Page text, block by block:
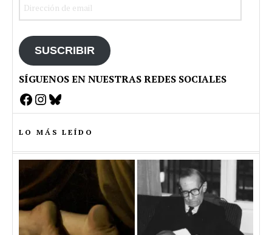
SUSCRIBIR
SÍGUENOS EN NUESTRAS REDES SOCIALES
Facebook
Instagram
Bluesky
LO MÁS LEÍDO